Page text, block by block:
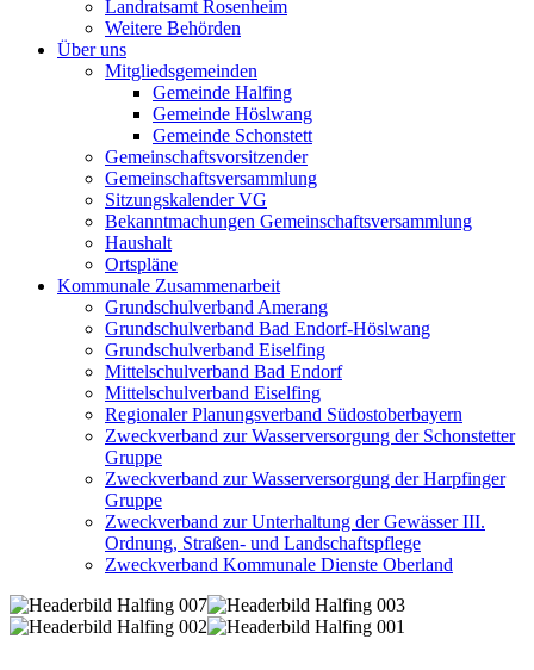
Landratsamt Rosenheim
Weitere Behörden
Über uns
Mitgliedsgemeinden
Gemeinde Halfing
Gemeinde Höslwang
Gemeinde Schonstett
Gemeinschaftsvorsitzender
Gemeinschaftsversammlung
Sitzungskalender VG
Bekanntmachungen Gemeinschaftsversammlung
Haushalt
Ortspläne
Kommunale Zusammenarbeit
Grundschulverband Amerang
Grundschulverband Bad Endorf-Höslwang
Grundschulverband Eiselfing
Mittelschulverband Bad Endorf
Mittelschulverband Eiselfing
Regionaler Planungsverband Südostoberbayern
Zweckverband zur Wasserversorgung der Schonstetter
Gruppe
Zweckverband zur Wasserversorgung der Harpfinger
Gruppe
Zweckverband zur Unterhaltung der Gewässer III.
Ordnung, Straßen- und Landschaftspflege
Zweckverband Kommunale Dienste Oberland